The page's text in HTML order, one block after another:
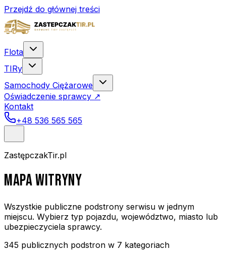
Przejdź do głównej treści
Flota
TIRy
Samochody Ciężarowe
Oświadczenie sprawcy ↗
Kontakt
+48 536 565 565
ZastępczakTir.pl
MAPA WITRYNY
Wszystkie publiczne podstrony serwisu w jednym
miejscu. Wybierz typ pojazdu, województwo, miasto lub
ubezpieczyciela sprawcy.
345 publicznych podstron w 7 kategoriach